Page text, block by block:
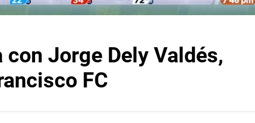
Jorge Dely Valdés,
FC